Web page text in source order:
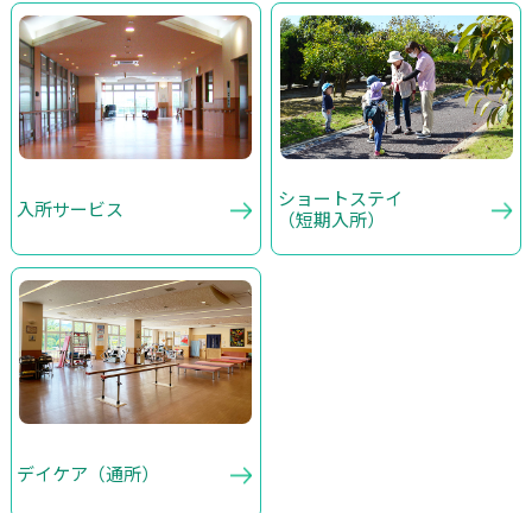
入所サービス
ショートステイ
（短期入所）
デイケア（通所）